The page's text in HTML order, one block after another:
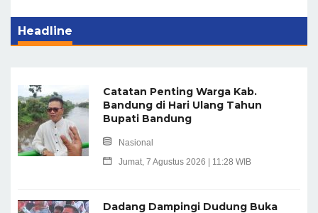
Headline
Catatan Penting Warga Kab.
Bandung di Hari Ulang Tahun
Bupati Bandung
Nasional
Jumat, 7 Agustus 2026 | 11:28 WIB
Dadang Dampingi Dudung Buka